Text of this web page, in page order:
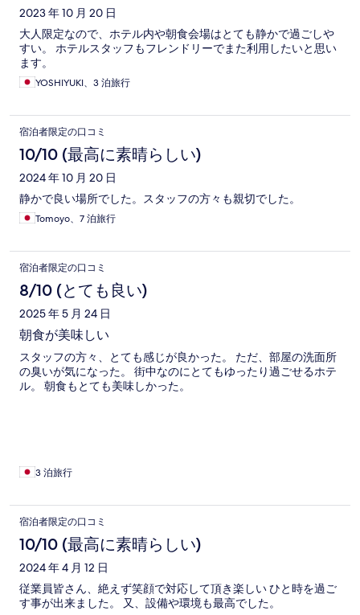
2023 年 10 月 20 日
大人限定なので、ホテル内や朝食会場はとても静かで過ごしや
すい。 ホテルスタッフもフレンドリーでまた利用したいと思い
ます。
YOSHIYUKI、3 泊旅行
宿泊者限定の口コミ
10/10 (最高に素晴らしい)
2024 年 10 月 20 日
静かで良い場所でした。スタッフの方々も親切でした。
Tomoyo、7 泊旅行
宿泊者限定の口コミ
8/10 (とても良い)
2025 年 5 月 24 日
朝食が美味しい
スタッフの方々、とても感じが良かった。 ただ、部屋の洗面所
の臭いが気になった。 街中なのにとてもゆったり過ごせるホテ
ル。 朝食もとても美味しかった。
3 泊旅行
宿泊者限定の口コミ
10/10 (最高に素晴らしい)
2024 年 4 月 12 日
従業員皆さん、絶えず笑顔で対応して頂き楽しい ひと時を過ご
す事が出来ました。 又、設備や環境も最高でした。